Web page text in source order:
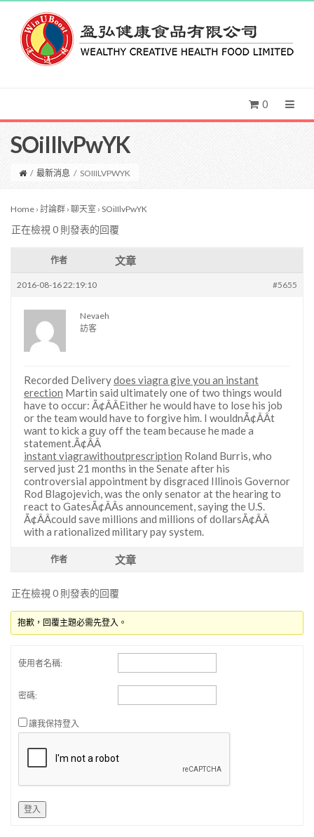
0
SOiIIlvPwYK
/ 最新消息 / SOIIILVPWYK
Home › 討論群 › 聊天室 › SOiIIlvPwYK
正在檢視 0 則發表的回覆
作者 文章
2016-08-16 22:19:10 #5655
Nevaeh
訪客
Recorded Deliverydoes viagra give you an instant
erection Martin said ultimately one of two things would
have to occur: Ã¢ÂÂEither he would have to lose his job
or the team would have to forgive him. I wouldnÃ¢ÂÂt
want to kick a guy off the team because he made a
statement.Ã¢ÂÂ
instant viagrawithoutprescription Roland Burris, who
served just 21 months in the Senate after his
controversial appointment by disgraced Illinois Governor
Rod Blagojevich, was the only senator at the hearing to
react to GatesÃ¢ÂÂs announcement, saying the U.S.
Ã¢ÂÂcould save millions and millions of dollarsÃ¢ÂÂ
with a rationalized military pay system.
作者 文章
正在檢視 0 則發表的回覆
抱歉，回覆主題必需先登入。
使用者名稱:
密碼:
讓我保持登入
登入